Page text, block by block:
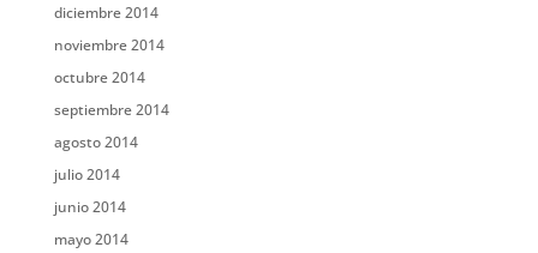
diciembre 2014
noviembre 2014
octubre 2014
septiembre 2014
agosto 2014
julio 2014
junio 2014
mayo 2014